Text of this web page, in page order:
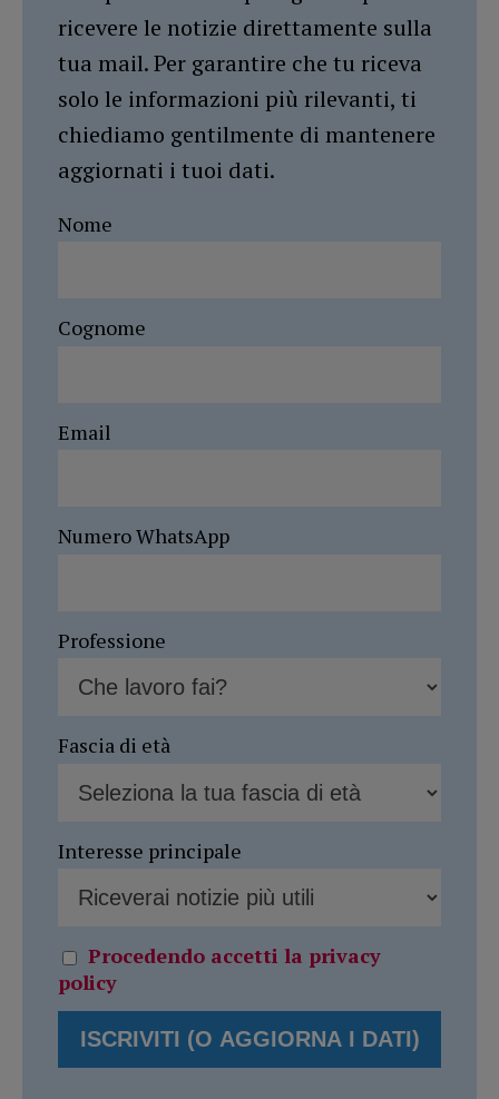
ricevere le notizie direttamente sulla
tua mail. Per garantire che tu riceva
solo le informazioni più rilevanti, ti
chiediamo gentilmente di mantenere
aggiornati i tuoi dati.
Nome
Cognome
Email
Numero WhatsApp
Professione
Fascia di età
Interesse principale
Procedendo accetti la privacy
policy